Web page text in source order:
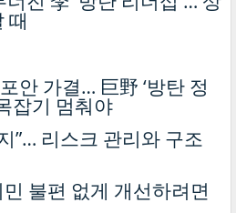
때
안 가결… 巨野 ‘방탄 정
잡기 멈춰야
”… 리스크 관리와 구조
불편 없게 개선하려면